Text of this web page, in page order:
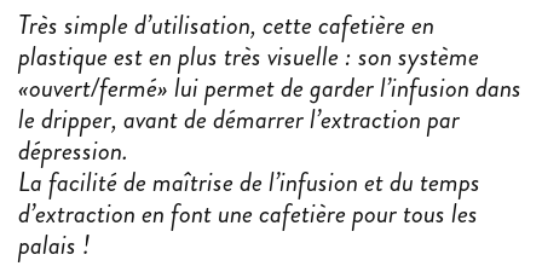
Très simple d’utilisation,cette cafetière en
plastique est en plus très visuelle : son système
«ouvert/fermé» lui permet de garder l’infusion dans
le dripper, avant de démarrer l’extraction par
dépression.
La facilité de maîtrise de l’infusion et du temps
d’extraction en font une cafetière pour tous les
palais !